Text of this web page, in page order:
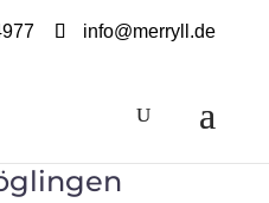
info@merryll.de